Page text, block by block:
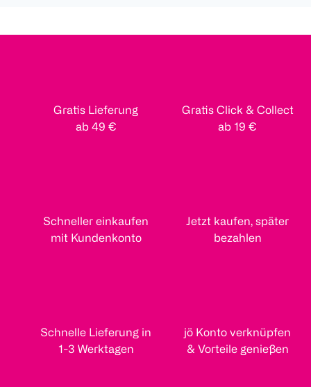
Gratis Lieferung
ab 49 €
Gratis Click & Collect
ab 19 €
Schneller einkaufen
mit Kundenkonto
Jetzt kaufen, später
bezahlen
Schnelle Lieferung in
1-3 Werktagen
jö Konto verknüpfen
& Vorteile genießen